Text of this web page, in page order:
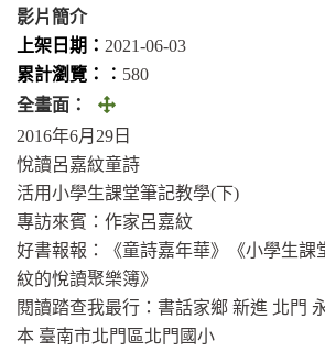
影片簡介
上架日期： 2021-06-03
累計瀏覽：︰ 580
全畫面：
全
畫
面
(另
開
視
窗)
2016年6月29日
悅讀呂嘉紋童詩
活用小學生課堂筆記教學(下)
專訪來賓：作家呂嘉紋
好書報報：《童詩嘉年華》《小學生課
紋的悅讀聚樂簿》
閱讀踏查我最行：書話家鄉 新進 北門
本 臺南市北門區北門國小